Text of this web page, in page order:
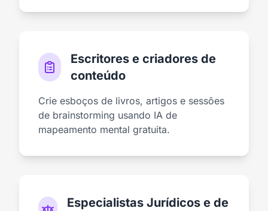
Escritores e criadores de
conteúdo
Crie esboços de livros, artigos e sessões
de brainstorming usando IA de
mapeamento mental gratuita.
Especialistas Jurídicos e de